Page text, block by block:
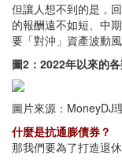
但讓人想不到的是，
的報酬遠不如短、中
要「對沖」資產波動
圖2：2022年以來的
圖片來源：MoneyDJ
什麼是抗通膨債券？
那我們要為了打造退